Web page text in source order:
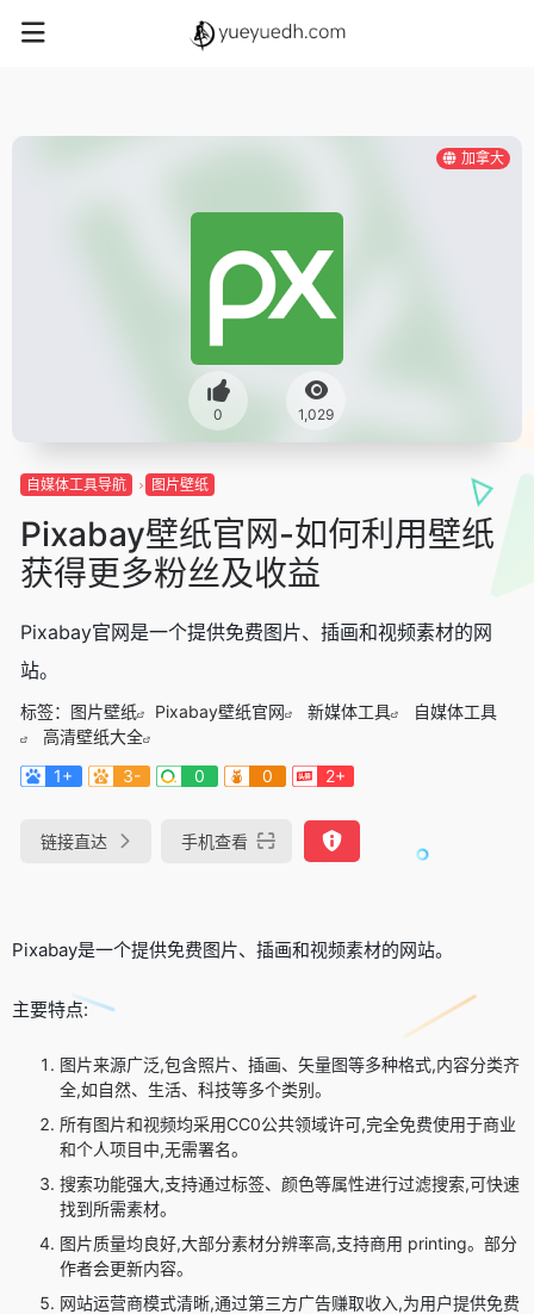
加拿大
0 1,029
自媒体工具导航 图片壁纸
Pixabay壁纸官网-如何利用壁纸
获得更多粉丝及收益
Pixabay官网是一个提供免费图片、插画和视频素材的网
站。
标签： 图片壁纸 Pixabay壁纸官网 新媒体工具
自媒体工具
高清壁纸大全
1+
3- 0 0 2+
链接直达 手机查看
Pixabay是一个提供免费图片、插画和视频素材的网站。
主要特点:
图片来源广泛,包含照片、插画、矢量图等多种格式,内容分类齐
全,如自然、生活、科技等多个类别。
所有图片和视频均采用CC0公共领域许可,完全免费使用于商业
和个人项目中,无需署名。
搜索功能强大,支持通过标签、颜色等属性进行过滤搜索,可快速
找到所需素材。
图片质量均良好,大部分素材分辨率高,支持商用 printing。部分
作者会更新内容。
网站运营商模式清晰,通过第三方广告赚取收入,为用户提供免费